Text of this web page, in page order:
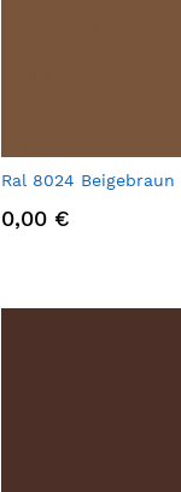
Ral 8024 Beigebraun
0,00 €